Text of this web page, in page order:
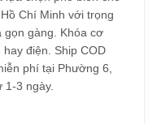
Chí Minh với trọng
gọn gàng. Khóa cơ
điện. Ship COD
phí tại Phường 6,
1-3 ngày.